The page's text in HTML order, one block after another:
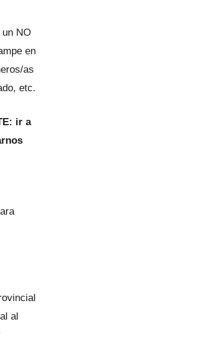
NO
en
as
etc.
ir a
al